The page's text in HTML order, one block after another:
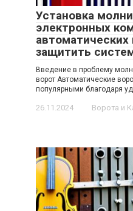
Установка
электронных
автоматических
защитить
Введение в проблему
ворот Автоматические
популярными благодаря
26.11.2024 Ворота и